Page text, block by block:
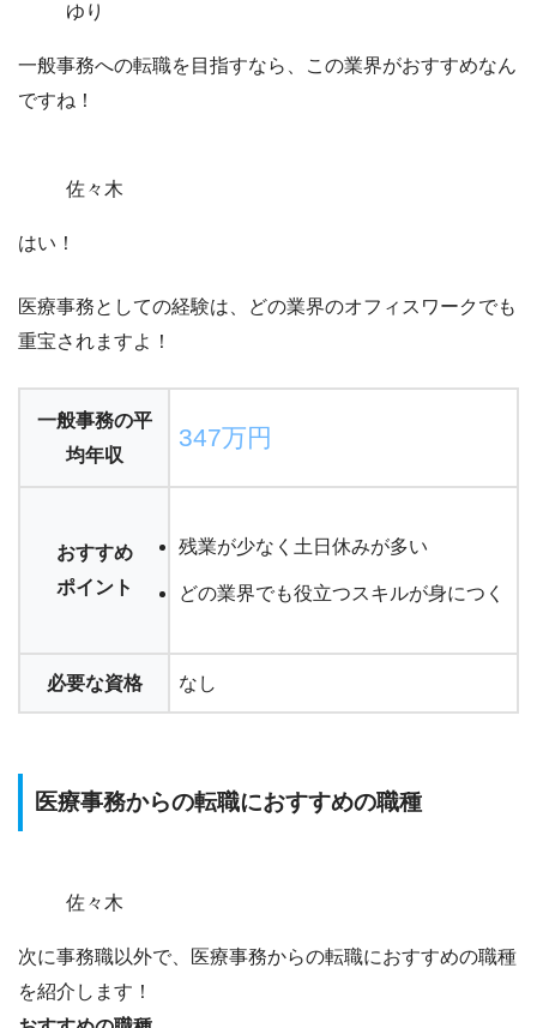
ゆり
一般事務への転職を目指すなら、この業界がおすすめなん
ですね！
佐々木
はい！
医療事務としての経験は、どの業界のオフィスワークでも
重宝されますよ！
一般事務の平
均年収
347万円
おすすめ
ポイント
残業が少なく土日休みが多い
どの業界でも役立つスキルが身につく
必要な資格 なし
医療事務からの転職におすすめの職種
佐々木
次に事務職以外で、医療事務からの転職におすすめの職種
を紹介します！